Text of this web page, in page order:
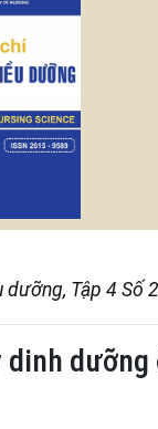
dưỡng, Tập 4 Số
dưỡng